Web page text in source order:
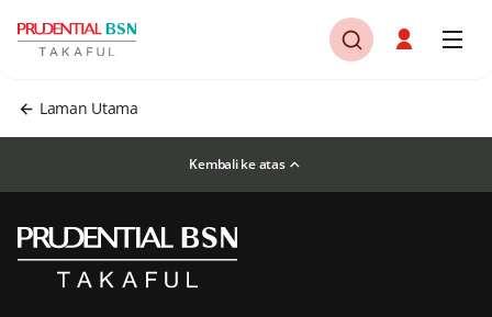
Laman Utama
Kembali ke atas